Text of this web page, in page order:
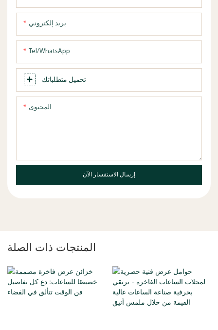
بريد إلكتروني
Tel/WhatsApp
تحميل متطلباتك
المحتوى
إرسال الاستفسار الآن
المنتجات ذات الصلة